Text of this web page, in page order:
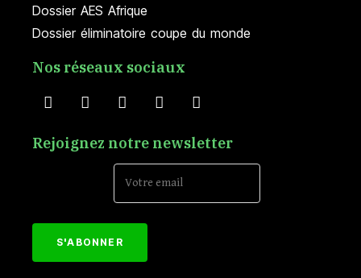
Dossier AES Afrique
Dossier éliminatoire coupe du monde
Nos réseaux sociaux
Rejoignez notre newsletter